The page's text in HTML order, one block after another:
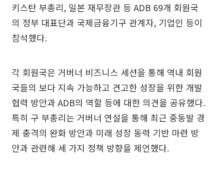
키스탄 부총리, 일본 재무장관 등 ADB 69개 회원국
의 정부 대표단과 국제금융기구 관계자, 기업인 등이
참석했다.
각 회원국은 거버너 비즈니스 세션을 통해 역내 회원
국들의 보다 지속 가능하고 견고한 성장을 위한 개발
협력 방안과 ADB의 역할 등에 대한 의견을 공유했다.
특히 구 부총리는 거버너 연설을 통해 최근 중동발 경
제 충격의 완화 방안과 미래 성장 동력 기반 마련 방
안과 관련해 세 가지 정책 방향을 제언했다.